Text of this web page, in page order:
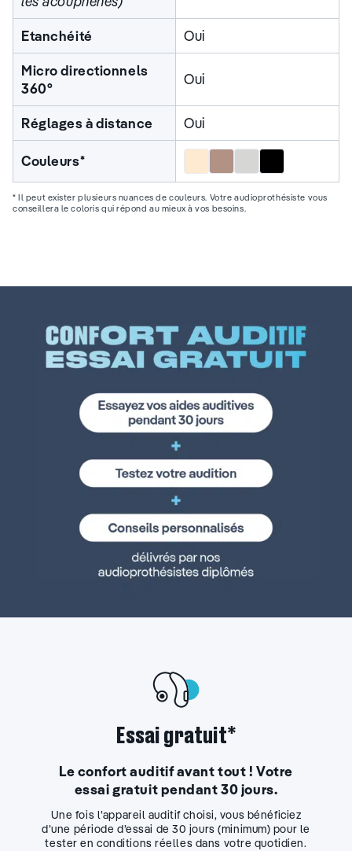
Etanchéité
Oui
Micro directionnels
360°
Oui
Réglages à distance Oui
Couleurs*
* Il peut exister plusieurs nuances de couleurs. Votre audioprothésiste vous
conseillera le coloris qui répond au mieux à vos besoins.
Essai gratuit*
Le confort auditif avant tout ! Votre
essai gratuit pendant 30 jours.
Une fois l’appareil auditif choisi, vous bénéficiez
d’une période d’essai de 30 jours (minimum) pour le
tester en conditions réelles dans votre quotidien.